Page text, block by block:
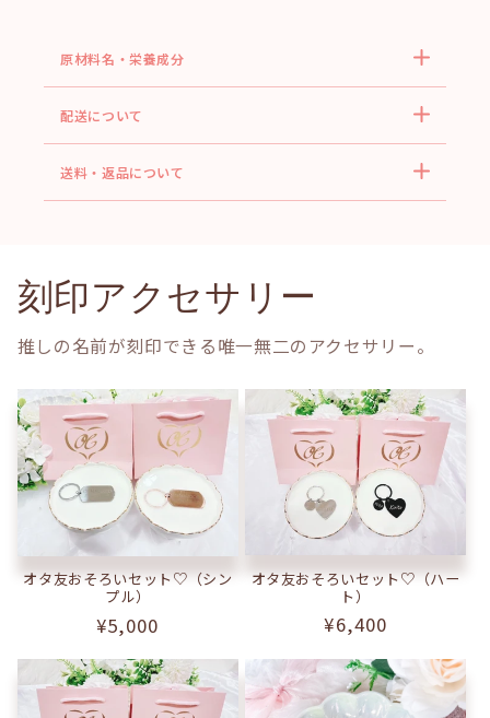
原材料名・栄養成分
配送について
送料・返品について
刻印アクセサリー
推しの名前が刻印できる唯一無二のアクセサリー。
オタ友おそろいセット♡（シン
プル）
通
価
格
¥5,000
オタ友おそろいセット♡（ハー
ト）
通
価
格
¥6,400